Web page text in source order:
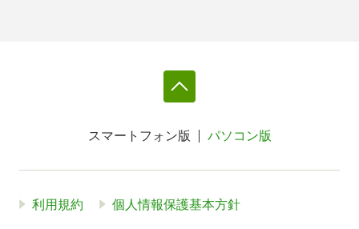
スマートフォン版 パソコン版
利用規約 個人情報保護基本方針